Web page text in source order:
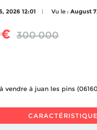
2026 12:01 Vu le : August
300 000